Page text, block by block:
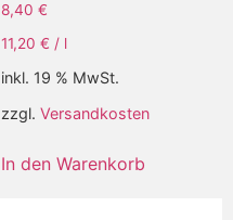
8,40 €
11,20 € / l
inkl. 19 % MwSt.
zzgl. Versandkosten
In den Warenkorb